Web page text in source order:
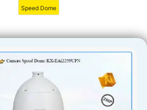
Speed Dome